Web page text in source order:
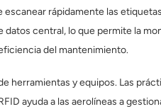
rápidamente las
central, lo que permite la
del mantenimiento.
herramientas y equipos. Las
ayuda a las aerolíneas a